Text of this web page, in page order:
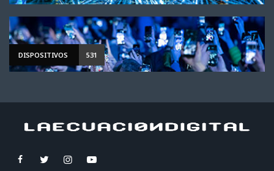
DISPOSITIVOS 531